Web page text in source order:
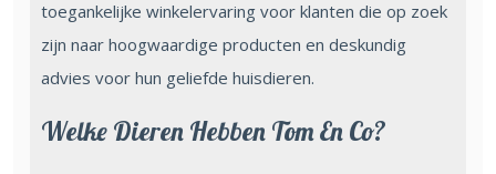
toegankelijke winkelervaring voor klanten die op zoek
zijn naar hoogwaardige producten en deskundig
advies voor hun geliefde huisdieren.
Welke Dieren Hebben Tom En Co?